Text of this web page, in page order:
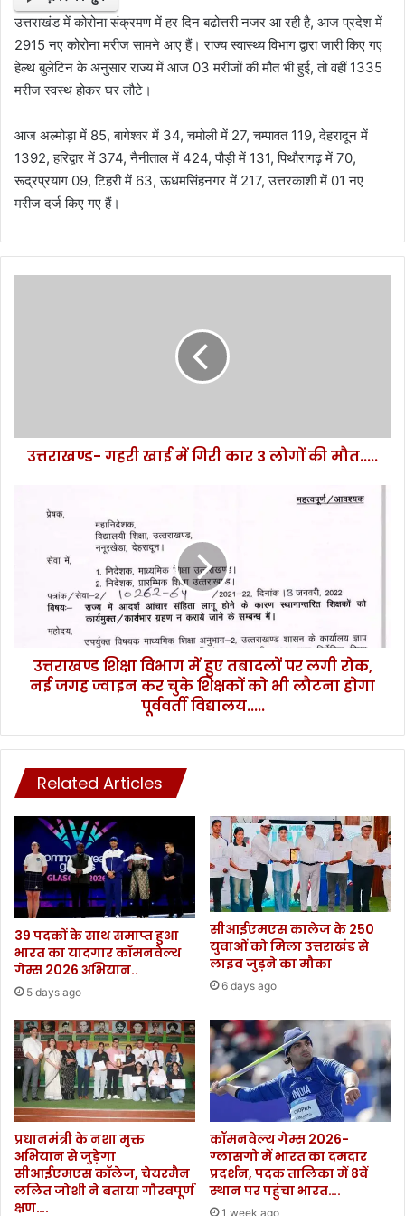
उत्तराखंड में कोरोना संक्रमण में हर दिन बढोत्तरी नजर आ रही है, आज प्रदेश में
2915 नए कोरोना मरीज सामने आए हैं। राज्य स्वास्थ्य विभाग द्वारा जारी किए गए
हेल्थ बुलेटिन के अनुसार राज्य में आज 03 मरीजों की मौत भी हुई, तो वहीं 1335
मरीज स्वस्थ होकर घर लौटे।
आज अल्मोड़ा में 85, बागेश्वर में 34, चमोली में 27, चम्पावत 119, देहरादून में
1392, हरिद्वार में 374, नैनीताल में 424, पौड़ी में 131, पिथौरागढ़ में 70,
रूद्रप्रयाग 09, टिहरी में 63, ऊधमसिंहनगर में 217, उत्तरकाशी में 01 नए
मरीज दर्ज किए गए हैं।
की
मौत.....
उत्तराखण्ड- गहरी खाई में गिरी कार 3 लोगों की मौत.....
जगह
चुके
को
भी
लौटना
होगा
पूर्ववर्ती
विद्यालय.....
उत्तराखण्ड शिक्षा विभाग में हुए तबादलों पर लगी रोक,
नई जगह ज्वाइन कर चुके शिक्षकों को भी लौटना होगा
पूर्ववर्ती विद्यालय.....
Related Articles
39 पदकों के साथ समाप्त हुआ
भारत का यादगार कॉमनवेल्थ
गेम्स 2026 अभियान..
5 days ago
सीआईएमएस कालेज के 250
युवाओं को मिला उत्तराखंड से
लाइव जुड़ने का मौका
6 days ago
प्रधानमंत्री के नशा मुक्त
अभियान से जुड़ेगा
सीआईएमएस कॉलेज, चेयरमैन
ललित जोशी ने बताया गौरवपूर्ण
क्षण….
कॉमनवेल्थ गेम्स 2026-
ग्लासगो में भारत का दमदार
प्रदर्शन, पदक तालिका में 8वें
स्थान पर पहुंचा भारत….
1 week ago